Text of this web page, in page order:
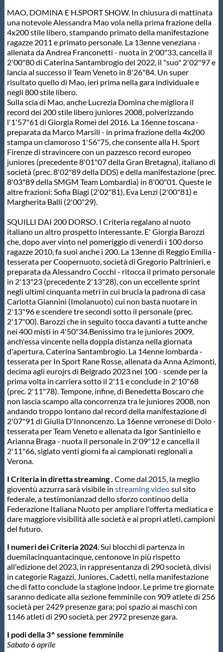
Videogallery
Intranet
Webmail
Contatti
Mappa del sito
MAO, DOMINA E H.SPORT SHOW. In chiusura di mattinata
una notevole Alessandra Mao vola nella prima frazione della
4x200 stile libero, stampando primato della manifestazione
ragazze 2011 e primato personale. La 13enne veneziana -
allenata da Andrea Franconetti - nuota in 2'00"33, cancella il
2'00"80 di Caterina Santambrogio del 2022, il "suo" 2'02"97 e
lancia al successo il Team Veneto in 8'26"84. Un super
risultato quello di Mao, ieri prima nella gara individuale e
negli 800 stile libero.
Sulla scia di Mao, anche Lucrezia Domina che migliora il
record dei 200 stile libero juniores 2008, polverizzando
l'1'57"61 di Giorgia Romei del 2016. La 16enne toscana -
preparata da Marco Marsili - in prima frazione della 4x200
stampa un clamoroso 1'56"75, che consente alla H. Sport
Firenze di stravincere con un pazzesco record europeo
juniores (precedente 8'01"07 della Gran Bretagna), italiano di
società (prec. 8'02"89 della DDS) e della manifestazione (prec.
8'03"89 della SMGM Team Lombardia) in 8'00"01. Queste le
altre frazioni: Sofia Biagi (2'02"81), Eva Lenzi (2'00"81) e
Margherita Balli (2'00"29).
SQUILLI DAI 200 DORSO. I Criteria regalano al nuoto
italiano un altro prospetto interessante. E' Giorgia Barozzi
che, dopo aver vinto nel pomeriggio di venerdì i 100 dorso
ragazze 2010, fa suoi anche i 200. La 13enne di Reggio Emilia -
tesserata per Coopernuoto, società di Gregorio Paltrinieri, e
preparata da Alessandro Cocchi - ritocca il primato personale
in 2'13"23 (precedente 2'13"28), con un eccellente sprint
negli ultimi cinquanta metri in cui brucia la padrona di casa
Carlotta Giannini (Imolanuoto) cui non basta nuotare in
2'13"96 e scendere tre secondi sotto il personale (prec.
2'17"00). Barozzi che in seguito tocca davanti a tutte anche
nei 400 misti in 4'50"34.Benissimo tra le juniores 2009,
anch'essa vincente nella doppia distanza nella giornata
d'apertura, Caterina Santambrogio. La 14enne lombarda -
tesserata per In Sport Rane Rosse, allenata da Anna Azimonti,
decima agli eurojrs di Belgrado 2023 nei 100 - scende per la
prima volta in carriera sotto il 2'11 e conclude in 2'10"68
(prec. 2'11"78). Tempone, infine, di Benedetta Boscaro che
non lascia scampo alla concorrenza tra le juniores 2008, non
andando troppo lontano dal record della manifestazione di
2'07"91 di Giulia D'Innoncenzo. La 16enne veronese di Dolo -
tesserata per Team Veneto e allenata da Igor Santiniello e
Arianna Braga - nuota il personale in 2'09"12 e cancella il
2'11"66, siglato venti giorni fa ai campionati regionali a
Verona.
I Criteria in diretta streaming . Come dal 2015, la meglio
gioventù azzurra sarà visibile in streaming videosul sito
federale, a testimonianzad dello sforzo continuo della
Federazione Italiana Nuoto per ampliare l'offerta mediatica e
dare maggiore visibilità alle società e ai propri atleti, campioni
del futuro.
I numeri dei Criteria 2024. Sui blocchi di partenza in
duemilacinquantacinque, centonove in più rispetto
all'edizione del 2023, in rappresentanza di 290 società, divisi
in categorie Ragazzi, Juniores, Cadetti, nella manifestazione
che di fatto conclude la stagione indoor. Le prime tre giornate
saranno dedicate alla sezione femminile con 909 atlete di 256
società per 2429 presenze gara; poi spazio ai maschi con
1146 atleti di 290 società, per 2972 presenze gara.
I podi della 3^ sessione femminile
Sabato 6 aprile